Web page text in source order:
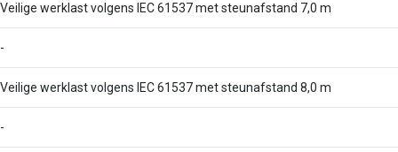
Veilige werklast volgens IEC 61537 met steunafstand 7,0 m
-
Veilige werklast volgens IEC 61537 met steunafstand 8,0 m
-